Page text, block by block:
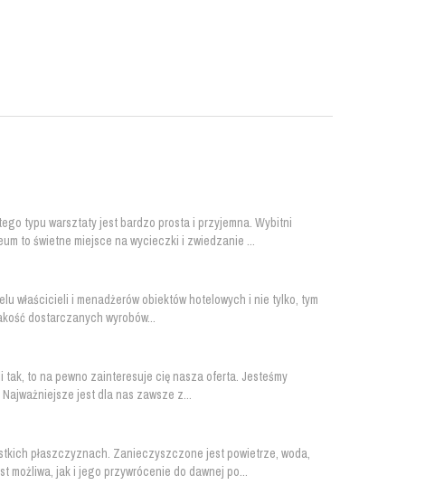
typu warsztaty jest bardzo prosta i przyjemna. Wybitni
to świetne miejsce na wycieczki i zwiedzanie ...
właścicieli i menadżerów obiektów hotelowych i nie tylko, tym
dostarczanych wyrobów...
to na pewno zainteresuje cię nasza oferta. Jesteśmy
jest dla nas zawsze z...
płaszczyznach. Zanieczyszczone jest powietrze, woda,
możliwa, jak i jego przywrócenie do dawnej po...